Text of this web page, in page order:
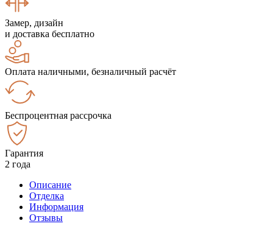
Замер, дизайн
и доставка бесплатно
Оплата наличными, безналичный расчёт
Беспроцентная рассрочка
Гарантия
2 года
Описание
Отделка
Информация
Отзывы